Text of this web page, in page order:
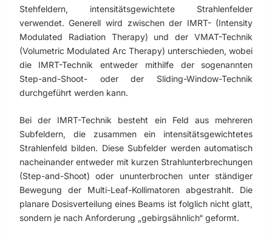
Stehfeldern, intensitätsgewichtete Strahlenfelder
verwendet. Generell wird zwischen der IMRT- (Intensity
Modulated Radiation Therapy) und der VMAT-Technik
(Volumetric Modulated Arc Therapy) unterschieden, wobei
die IMRT-Technik entweder mithilfe der sogenannten
Step-and-Shoot- oder der Sliding-Window-Technik
durchgeführt werden kann.
Bei der IMRT-Technik besteht ein Feld aus mehreren
Subfeldern, die zusammen ein intensitätsgewichtetes
Strahlenfeld bilden. Diese Subfelder werden automatisch
nacheinander entweder mit kurzen Strahlunterbrechungen
(Step-and-Shoot) oder ununterbrochen unter ständiger
Bewegung der Multi-Leaf-Kollimatoren abgestrahlt. Die
planare Dosisverteilung eines Beams ist folglich nicht glatt,
sondern je nach Anforderung „gebirgsähnlich“ geformt.